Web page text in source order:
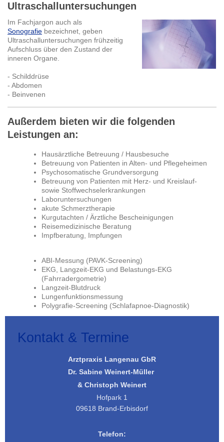
Ultraschalluntersuchungen
Im Fachjargon auch als
Sonografie bezeichnet, geben
Ultraschalluntersuchungen frühzeitig
Aufschluss über den Zustand der
inneren Organe.
- Schilddrüse
- Abdomen
- Beinvenen
Außerdem bieten wir die folgenden
Leistungen an:
Hausärztliche Betreuung / Hausbesuche
Betreuung von Patienten in Alten- und Pflegeheimen
Psychosomatische Grundversorgung
Betreuung von Patienten mit Herz- und Kreislauf-
sowie Stoffwechselerkrankungen
Laboruntersuchungen
akute Schmerztherapie
Kurgutachten / Ärztliche Bescheinigungen
Reisemedizinische Beratung
Impfberatung, Impfungen
ABI-Messung (PAVK-Screening)
EKG, Langzeit-EKG und Belastungs-EKG
(Fahrradergometrie)
Langzeit-Blutdruck
Lungenfunktionsmessung
Polygrafie-Screening (Schlafapnoe-Diagnostik)
Kontakt & Termine
Arztpraxis Langenau GbR
Dr. Sabine Weinert-Müller
& Christoph Weinert
Hofpark 1
09618 Brand-Erbisdorf
Telefon: